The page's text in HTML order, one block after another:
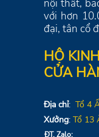
NÓI VỀ
đầu tại tỉnh
quý khách
tủ áo,